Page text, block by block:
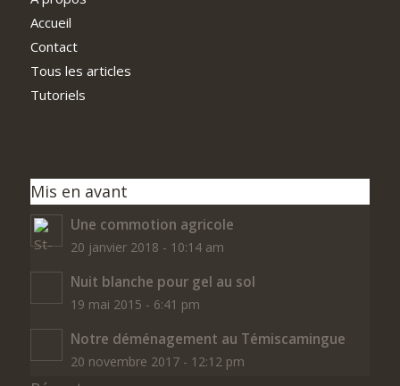
Accueil
Contact
Tous les articles
Tutoriels
Mis en avant
Une commotion agricole
20 janvier 2018 - 10:14 am
Nuit blanche pour gel au sol
19 mai 2015 - 6:41 pm
Notre déménagement au Témiscamingue
20 novembre 2017 - 12:12 pm